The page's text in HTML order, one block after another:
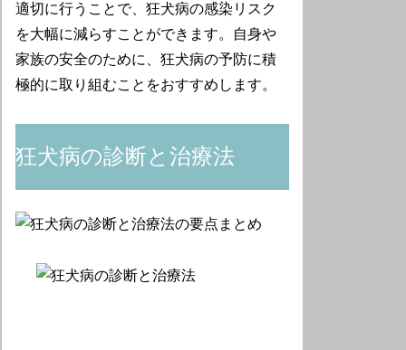
適切に行うことで、狂犬病の感染リスク
を大幅に減らすことができます。自身や
家族の安全のために、狂犬病の予防に積
極的に取り組むことをおすすめします。
狂犬病の診断と治療法